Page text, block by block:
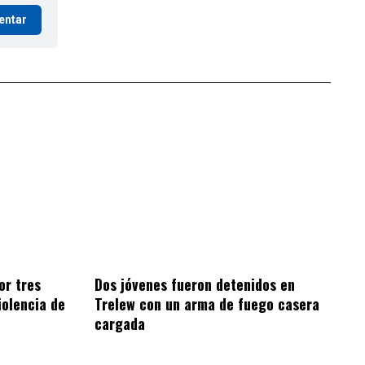
tres
de
Dos jóvenes fueron detenidos en
Trelew con un arma de fuego casera
cargada